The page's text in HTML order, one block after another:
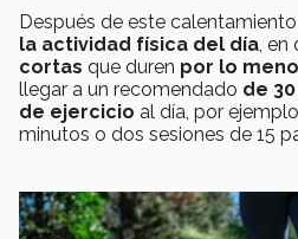
Después de este
la actividad física del día ,
cortas que duren por lo
llegar a un recomendado de
de ejercicio al día, por
minutos o dos sesiones de 15